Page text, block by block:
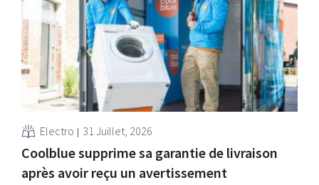
chez lui.
Electro 31 Juillet, 2026
Coolblue supprime sa garantie de livraison
après avoir reçu un avertissement